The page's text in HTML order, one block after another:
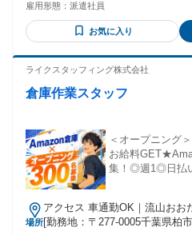
合・週20時間未満の場合は 下
ります 60歳以上の方 学生の方 ご自身の 昨年年収が500万円
以上の方 世帯年収が500万円
雇用形態： 派遣社員
お気に入り
ライクスタッフィング株式会社
倉庫作業スタッフ
＜オープニング
お給料
集！◎週1◎日払
場所
アクセス 車通勤OK｜流山おお
り無料送迎バスあり
[勤務地：〒277-0005千葉県柏